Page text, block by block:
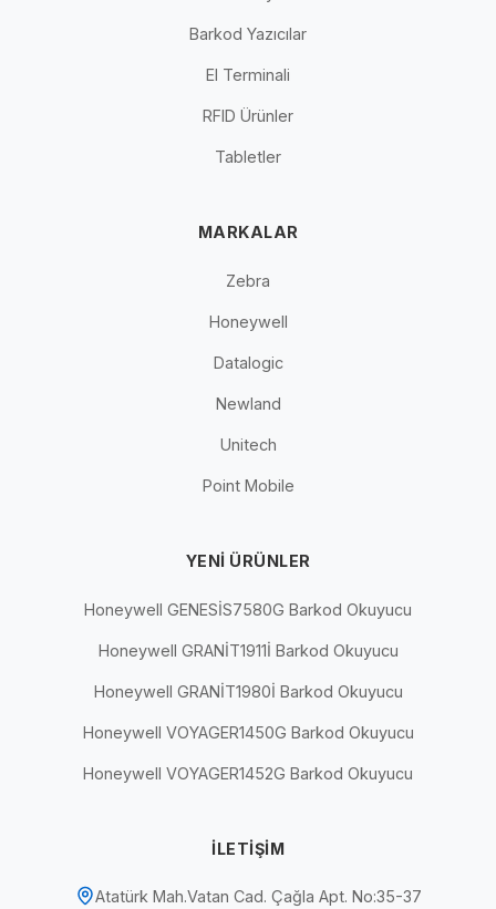
Barkod Yazıcılar
El Terminali
RFID Ürünler
Tabletler
MARKALAR
Zebra
Honeywell
Datalogic
Newland
Unitech
Point Mobile
YENI ÜRÜNLER
Honeywell GENESİS7580G Barkod Okuyucu
Honeywell GRANİT1911İ Barkod Okuyucu
Honeywell GRANİT1980İ Barkod Okuyucu
Honeywell VOYAGER1450G Barkod Okuyucu
Honeywell VOYAGER1452G Barkod Okuyucu
İLETIŞIM
Atatürk Mah.Vatan Cad. Çağla Apt. No:35-37